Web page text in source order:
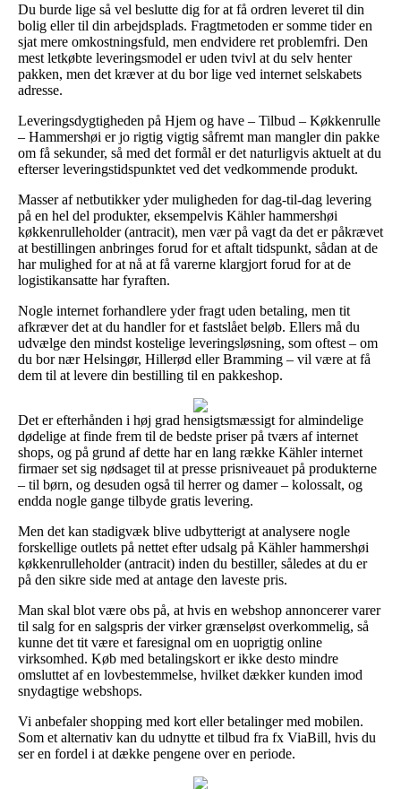
Du burde lige så vel beslutte dig for at få ordren leveret til din
bolig eller til din arbejdsplads. Fragtmetoden er somme tider en
sjat mere omkostningsfuld, men endvidere ret problemfri. Den
mest letkøbte leveringsmodel er uden tvivl at du selv henter
pakken, men det kræver at du bor lige ved internet selskabets
adresse.
Leveringsdygtigheden på Hjem og have – Tilbud – Køkkenrulle
– Hammershøi er jo rigtig vigtig såfremt man mangler din pakke
om få sekunder, så med det formål er det naturligvis aktuelt at du
efterser leveringstidspunktet ved det vedkommende produkt.
Masser af netbutikker yder muligheden for dag-til-dag levering
på en hel del produkter, eksempelvis Kähler hammershøi
køkkenrulleholder (antracit), men vær på vagt da det er påkrævet
at bestillingen anbringes forud for et aftalt tidspunkt, sådan at de
har mulighed for at nå at få varerne klargjort forud for at de
logistikansatte har fyraften.
Nogle internet forhandlere yder fragt uden betaling, men tit
afkræver det at du handler for et fastslået beløb. Ellers må du
udvælge den mindst kostelige leveringsløsning, som oftest – om
du bor nær Helsingør, Hillerød eller Bramming – vil være at få
dem til at levere din bestilling til en pakkeshop.
Det er efterhånden i høj grad hensigtsmæssigt for almindelige
dødelige at finde frem til de bedste priser på tværs af internet
shops, og på grund af dette har en lang række Kähler internet
firmaer set sig nødsaget til at presse prisniveauet på produkterne
– til børn, og desuden også til herrer og damer – kolossalt, og
endda nogle gange tilbyde gratis levering.
Men det kan stadigvæk blive udbytterigt at analysere nogle
forskellige outlets på nettet efter udsalg på Kähler hammershøi
køkkenrulleholder (antracit) inden du bestiller, således at du er
på den sikre side med at antage den laveste pris.
Man skal blot være obs på, at hvis en webshop annoncerer varer
til salg for en salgspris der virker grænseløst overkommelig, så
kunne det tit være et faresignal om en uoprigtig online
virksomhed. Køb med betalingskort er ikke desto mindre
omsluttet af en lovbestemmelse, hvilket dækker kunden imod
snydagtige webshops.
Vi anbefaler shopping med kort eller betalinger med mobilen.
Som et alternativ kan du udnytte et tilbud fra fx ViaBill, hvis du
ser en fordel i at dække pengene over en periode.